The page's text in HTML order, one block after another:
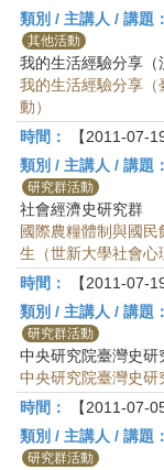
類別 / 主講人 / 講題：
其他活動
我的生活經驗分享（
我的生活經驗分享
動）
時間：
【2011-07-19
類別 / 主講人 / 講題：
研究群活動
社會經濟史研究群
國際農糧體制與國
生（世新大學社會心
時間：
【2011-07-19
類別 / 主講人 / 講題：
研究群活動
中央研究院臺灣史研
中央研究院臺灣史研
時間：
【2011-07-05
類別 / 主講人 / 講題：
研究群活動